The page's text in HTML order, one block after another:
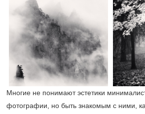
Многие не понимают эстетики
фотографии, но быть знакомым с ними,